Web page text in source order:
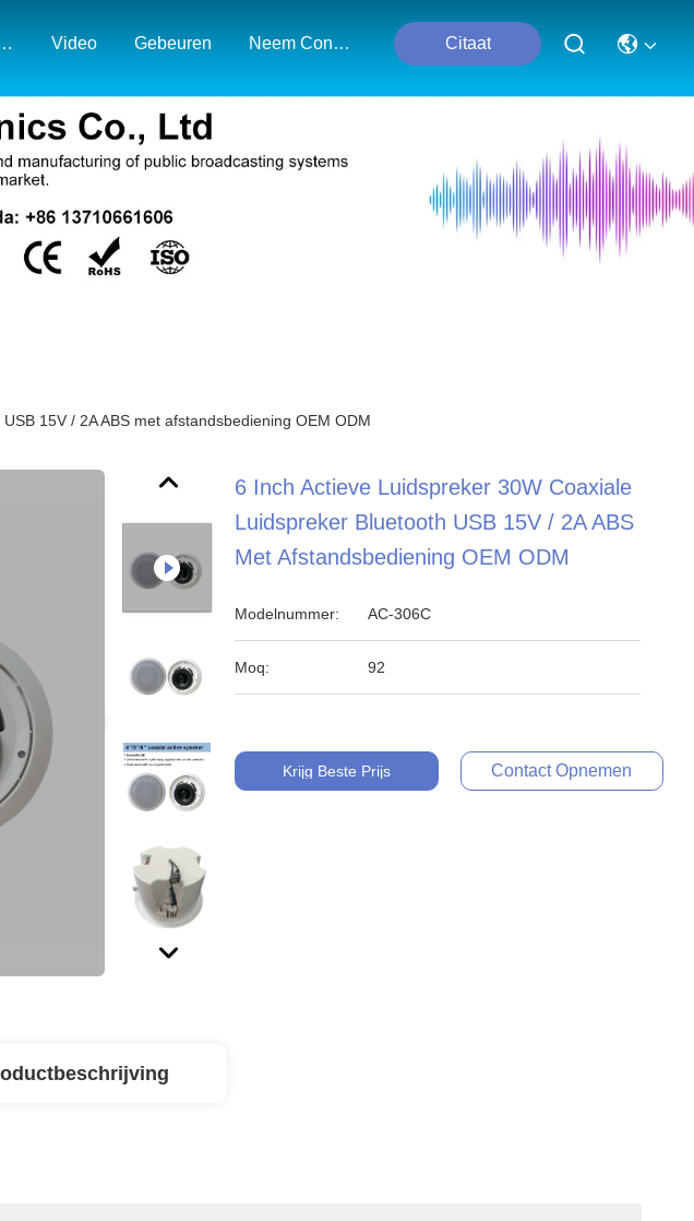
En Marktkaart Video Gebeuren Neem Contact Met Ons Op Citaat
15V / 2A ABS met afstandsbediening OEM ODM
6 Inch Actieve Luidspreker 30W Coaxiale
Luidspreker Bluetooth USB 15V / 2A ABS
Met Afstandsbediening OEM ODM
Modelnummer: AC-306C
Moq: 92
Krijg Beste Prijs Contact Opnemen